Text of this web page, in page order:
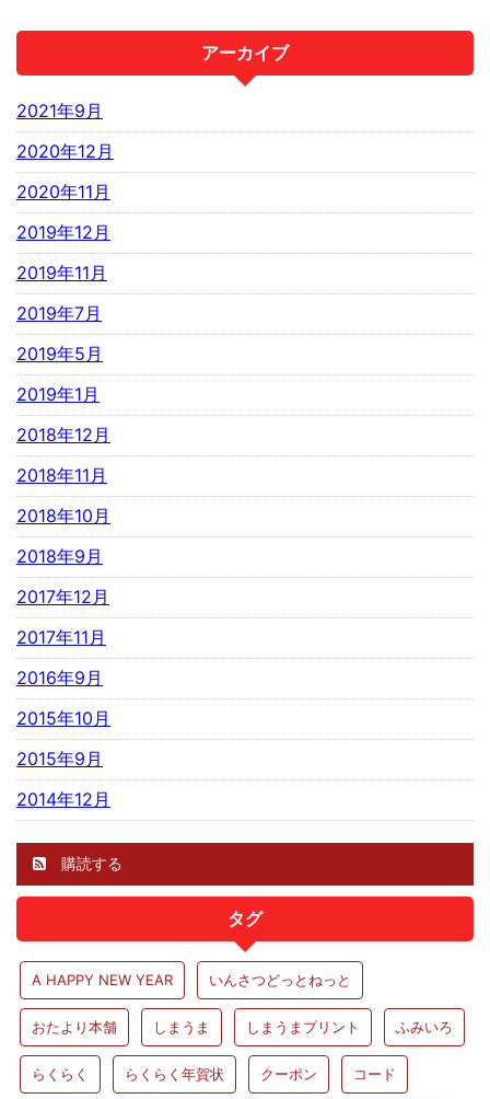
アーカイブ
2021年9月
2020年12月
2020年11月
2019年12月
2019年11月
2019年7月
2019年5月
2019年1月
2018年12月
2018年11月
2018年10月
2018年9月
2017年12月
2017年11月
2016年9月
2015年10月
2015年9月
2014年12月
購読する
タグ
A HAPPY NEW YEAR いんさつどっとねっと
おたより本舗 しまうま しまうまプリント ふみいろ
らくらく らくらく年賀状 クーポン コード